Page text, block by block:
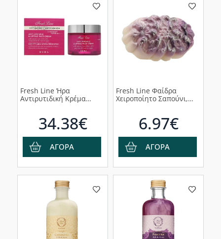
Fresh Line Ήρα
Αντιρυτιδική Κρέμα
34.38€
ΑΓΟΡΑ
Fresh Line Φαίδρα
Χειροποίητο Σαπούνι,
6.97€
ΑΓΟΡΑ